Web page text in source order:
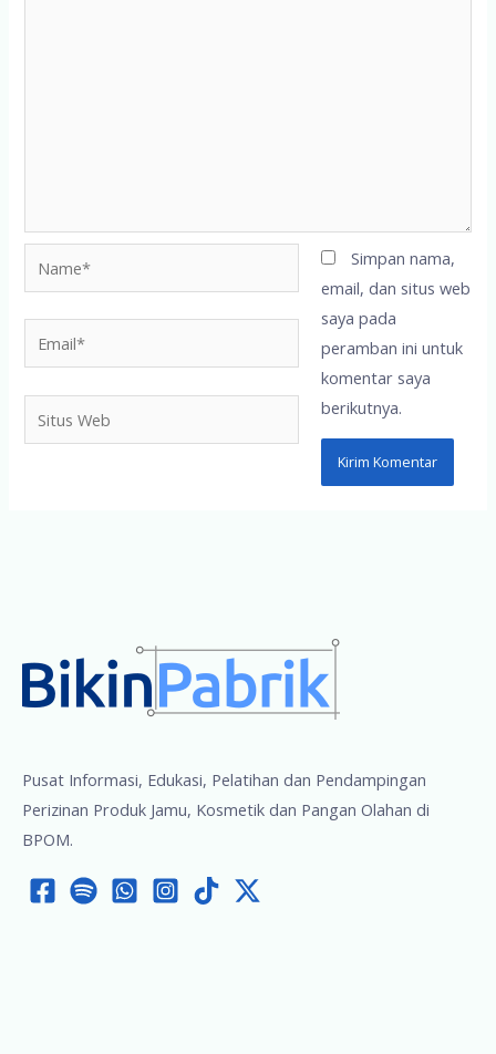
Web
Simpan nama,
email, dan situs web
saya pada
peramban ini untuk
komentar saya
berikutnya.
Pusat Informasi, Edukasi, Pelatihan dan Pendampingan
Perizinan Produk Jamu, Kosmetik dan Pangan Olahan di
BPOM.